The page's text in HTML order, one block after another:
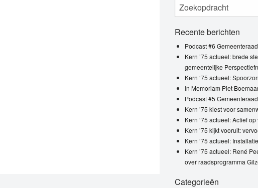
Recente berichten
Podcast #6
Kern ’75 actueel: brede
gemeentelijke
Kern ‘75 actueel:
In Memoriam Piet
Podcast #5
Kern ’75 kiest voor
Kern ‘75 actueel: Actief
Kern ’75 kijkt vooruit:
Kern ‘75 actueel:
Kern ’75 actueel: René
over raadsprogramma
Categorieën